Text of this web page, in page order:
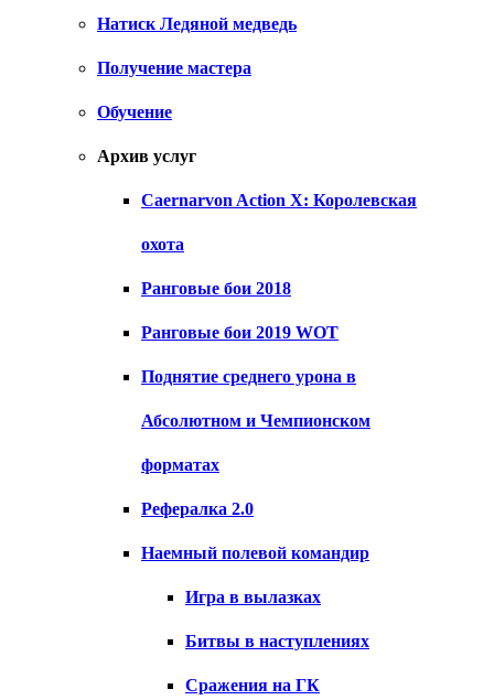
Натиск Ледяной медведь
Получение мастера
Обучение
Архив услуг
Caernarvon Action X: Королевская
охота
Ранговые бои 2018
Ранговые бои 2019 WOT
Поднятие среднего урона в
Абсолютном и Чемпионском
форматах
Рефералка 2.0
Наемный полевой командир
Игра в вылазках
Битвы в наступлениях
Сражения на ГК